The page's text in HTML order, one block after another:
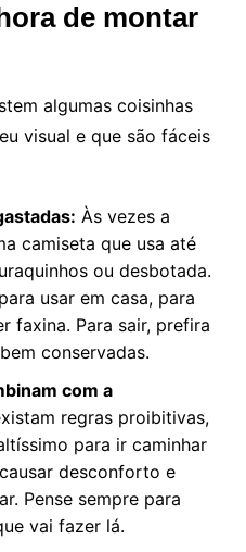
de montar
algumas coisinhas
visual e que são fáceis
Às vezes a
camiseta que usa até
ou desbotada.
usar em casa, para
faxina. Para sair, prefira
conservadas.
com a
regras proibitivas,
para ir caminhar
desconforto e
Pense sempre para
vai fazer lá.